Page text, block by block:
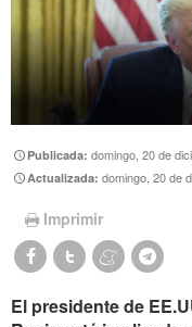
Publicada:domingo, 20 de
Actualizada:domingo, 20 de
Imprimir
El presidente de